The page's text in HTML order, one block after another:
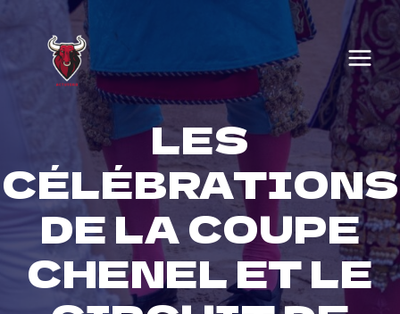
to
content
LES
CÉLÉBRATIONS
DE LA COUPE
CHENEL ET LE